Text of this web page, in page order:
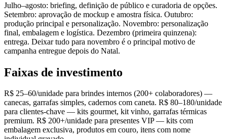
Julho–agosto: briefing, definição de público e curadoria de opções.
Setembro: aprovação de mockup e amostra física. Outubro:
produção principal e personalização. Novembro: personalização
final, embalagem e logística. Dezembro (primeira quinzena):
entrega. Deixar tudo para novembro é o principal motivo de
campanha entregue depois do Natal.
Faixas de investimento
R$ 25–60/unidade para brindes internos (200+ colaboradores) —
canecas, garrafas simples, cadernos com caneta. R$ 80–180/unidade
para clientes-chave — kits gourmet, kit vinho, garrafas térmicas
premium. R$ 200+/unidade para presentes VIP — kits com
embalagem exclusiva, produtos em couro, itens com nome